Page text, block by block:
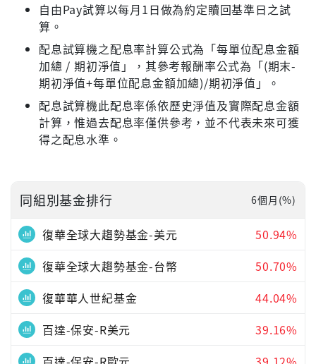
自由Pay試算以每月1日做為約定贖回基準日之試
算。
配息試算機之配息率計算公式為「每單位配息金額
加總 / 期初淨值」，其參考報酬率公式為「(期末-
期初淨值+每單位配息金額加總)/期初淨值」。
配息試算機此配息率係依歷史淨值及實際配息金額
計算，惟過去配息率僅供參考，並不代表未來可獲
得之配息水準。
同組別基金排行 6個月(%)
復華全球大趨勢基金-美元
50.94%
復華全球大趨勢基金-台幣
50.70%
復華華人世紀基金
44.04%
百達-保安-R美元
39.16%